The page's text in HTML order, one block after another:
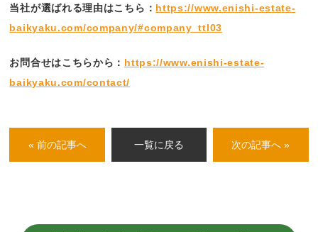
当社が選ばれる理由はこちら： https://www.enishi-estate-
baikyaku.com/company/#company_ttl03
お問合せはこちらから： https://www.enishi-estate-
baikyaku.com/contact/
« 前の記事へ 一覧に戻る 次の記事へ »